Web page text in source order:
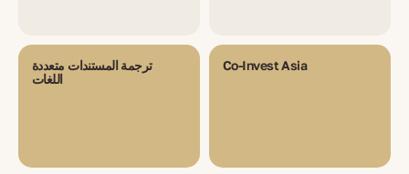
ترجمة المستندات متعددة
اللغات
Co-Invest Asia